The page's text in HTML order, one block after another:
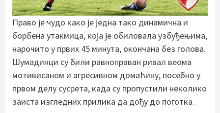
Право је чудо како је једна тако динамична и
борбена утакмица, која је обиловала узбуђењима,
нарочито у првих 45 минута, окончана без голова.
Шумадинци су били равноправан ривал веома
мотивисаном и агресивном домаћину, посебно у
првом делу сусрета, када су пропустили неколико
заиста изгледних прилика да дођу до поготка.